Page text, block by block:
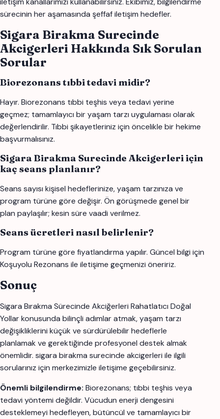
sürecinin her aşamasında şeffaf iletişim hedefler.
Sigara Birakma Surecinde
Akcigerleri Hakkında Sık Sorulan
Sorular
Biorezonans tıbbi tedavi midir?
Hayır. Biorezonans tıbbi teşhis veya tedavi yerine
geçmez; tamamlayıcı bir yaşam tarzı uygulaması olarak
değerlendirilir. Tıbbi şikayetleriniz için öncelikle bir hekime
başvurmalısınız.
Sigara Birakma Surecinde Akcigerleri için
kaç seans planlanır?
Seans sayısı kişisel hedeflerinize, yaşam tarzınıza ve
program türüne göre değişir. Ön görüşmede genel bir
plan paylaşılır; kesin süre vaadi verilmez.
Seans ücretleri nasıl belirlenir?
Program türüne göre fiyatlandırma yapılır. Güncel bilgi için
Koşuyolu Rezonans ile iletişime geçmenizi öneririz.
Sonuç
Sigara Bırakma Sürecinde Akciğerleri Rahatlatıcı Doğal
Yollar konusunda bilinçli adımlar atmak, yaşam tarzı
değişikliklerini küçük ve sürdürülebilir hedeflerle
planlamak ve gerektiğinde profesyonel destek almak
önemlidir. sigara birakma surecinde akcigerleri ile ilgili
sorularınız için merkezimizle iletişime geçebilirsiniz.
Önemli bilgilendirme: Biorezonans; tıbbi teşhis veya
tedavi yöntemi değildir. Vücudun enerji dengesini
desteklemeyi hedefleyen, bütüncül ve tamamlayıcı bir